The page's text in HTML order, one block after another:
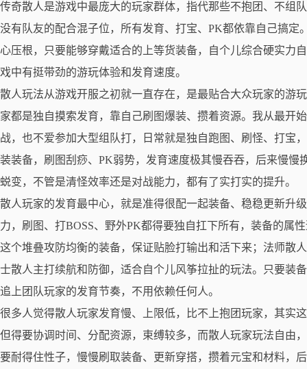
传奇散人是游戏中最庞大的玩家群体，指代那些不抱团、不组
没有队友的配合混子位，所有发育、打宝、PK都依靠自己搞定
心压根，只要能够穿戴适合的上等货装备，自个儿综合硬实力
戏中有挺带劲的游玩体验和发育速度。
散人玩法从游戏开服之初就一直存在，是最贴合大众玩家的游
家都是独自摸索发育，靠自己刷图爆装、攒着资源。我从最开
战，也不爱参加大型组队打，日常就是独自跑图、刷怪、打宝
装装备，刷图刮痧、PK弱势，发育速度极其慢吞吞，后来慢慢
蜕变，不管是清怪效率还是对战能力，都有了实打实的提升。
散人玩家的发育最中心，就是准得很配一起装备、稳稳更新升
力，刷图、打BOSS、野外PK都得要独自扛下所有，装备的属
这个堆叠攻防均衡的装备，保证贴脸打输出和活下来；法师散
士散人主打续航和防御，适合自个儿风筝拉扯的玩法。只要装
追上团队玩家的发育节奏，不用依赖任何人。
很多人觉得散人玩家发育慢、上限低，比不上抱团玩家，其实
但得要协调时间、分配资源，束缚较多，而散人玩家玩法自由
要耐得住性子，慢慢刷取装备、更新穿搭，攒着元宝和材料，